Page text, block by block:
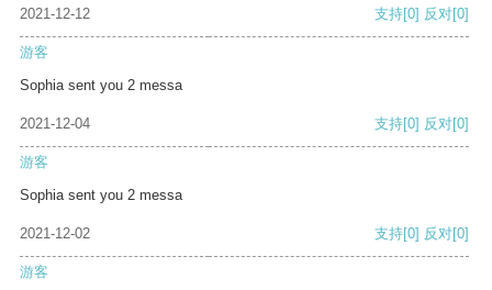
2021-12-12 支持[0] 反对[0]
游客
Sophia sent you 2 messa
2021-12-04 支持[0] 反对[0]
游客
Sophia sent you 2 messa
2021-12-02 支持[0] 反对[0]
游客